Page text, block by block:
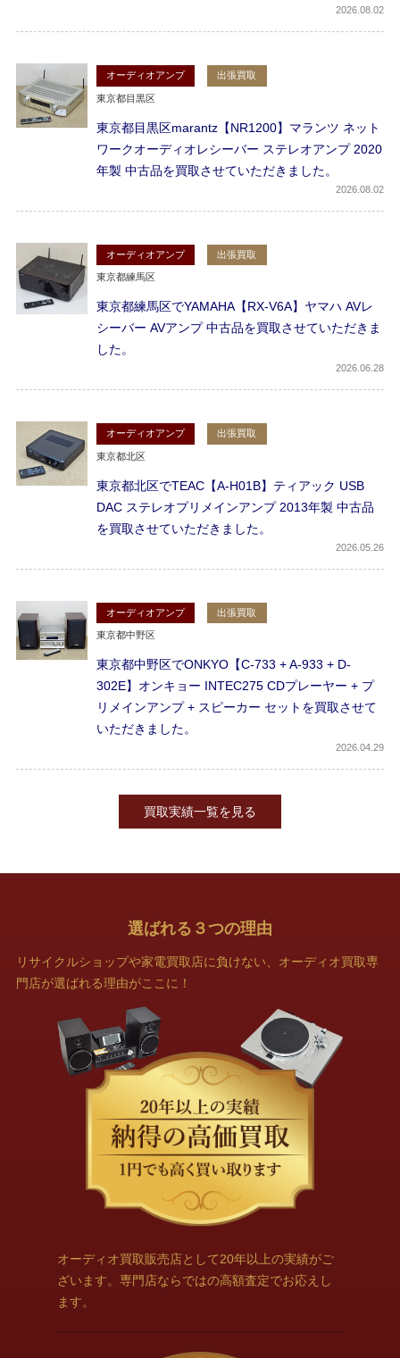
2026 08.02
オーディオアンプ 出張買取
東京都目黒区
東京都目黒区marantz【NR1200】マランツ ネット
ワークオーディオレシーバー ステレオアンプ 2020
年製 中古品を買取させていただきました。
2026 08.02
オーディオアンプ 出張買取
東京都練馬区
東京都練馬区でYAMAHA【RX-V6A】ヤマハ AVレ
シーバー AVアンプ 中古品を買取させていただきま
した。
2026 06.28
オーディオアンプ 出張買取
東京都北区
東京都北区でTEAC【A-H01B】ティアック USB
DAC ステレオプリメインアンプ 2013年製 中古品
を買取させていただきました。
2026 05.26
オーディオアンプ 出張買取
東京都中野区
東京都中野区でONKYO【C-733 + A-933 + D-
302E】オンキョー INTEC275 CDプレーヤー + プ
リメインアンプ + スピーカー セットを買取させて
いただきました。
2026 04.29
買取実績一覧を見る
選ばれる ３つの理由
リサイクルショップや家電買取店に負けない、オーディオ買取専
門店が選ばれる理由がここに！
オーディオ買取販売店として20年以上の実績がご
ざいます。専門店ならではの高額査定でお応えし
ます。